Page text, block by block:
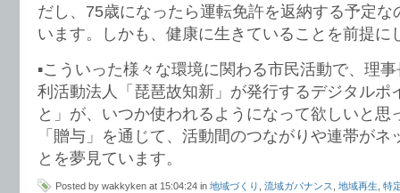
だし、75歳になったら運転免許を返納する予定な
います。しかも、健康に生きていることを前提に
▪️こういった様々な環境に関わる市民活動で、理
利活動法人「琵琶故知新」が発行するデジタルポ
と」が、いつか使われるようになって欲しいと思
「贈与」を通じて、活動間のつながりや連帯が
とを夢見ています。
Posted by wakkyken at 15:04:24 in 地域づくり 流域ガバナンス 地域再生 特